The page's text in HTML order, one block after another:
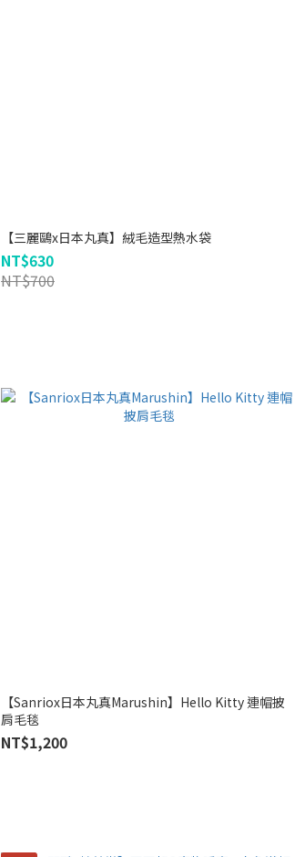
【三麗鷗x日本丸真】絨毛造型熱水袋
NT$630
NT$700
【Sanriox日本丸真Marushin】Hello Kitty 連帽披
肩毛毯
NT$1,200